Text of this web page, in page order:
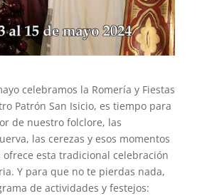
celebramos la Romería y Fiestas
Patrón San Isicio, es tiempo para
de nuestro folclore, las
las cerezas y esos momentos
ofrece esta tradicional celebración
Y para que no te pierdas nada,
de actividades y festejos: